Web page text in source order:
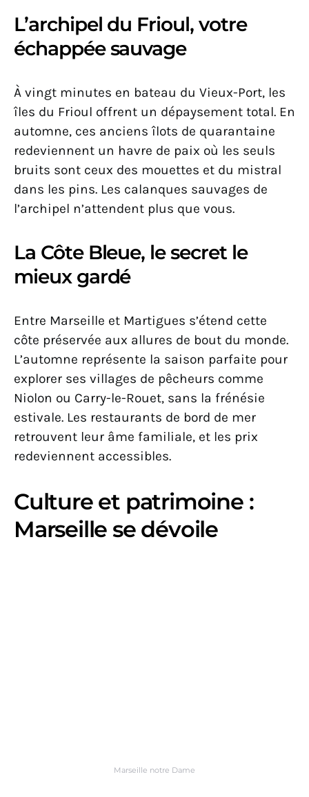
L’archipel du Frioul, votre
échappée sauvage
À vingt minutes en bateau du Vieux-Port, les
îles du Frioul offrent un dépaysement total. En
automne, ces anciens îlots de quarantaine
redeviennent un havre de paix où les seuls
bruits sont ceux des mouettes et du mistral
dans les pins. Les calanques sauvages de
l’archipel n’attendent plus que vous.
La Côte Bleue, le secret le
mieux gardé
Entre Marseille et Martigues s’étend cette
côte préservée aux allures de bout du monde.
L’automne représente la saison parfaite pour
explorer ses villages de pêcheurs comme
Niolon ou Carry-le-Rouet, sans la frénésie
estivale. Les restaurants de bord de mer
retrouvent leur âme familiale, et les prix
redeviennent accessibles.
Culture et patrimoine :
Marseille se dévoile
Marseille notre Dame